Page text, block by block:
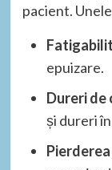
pacient.
epuizare.
Dureri de
și dureri